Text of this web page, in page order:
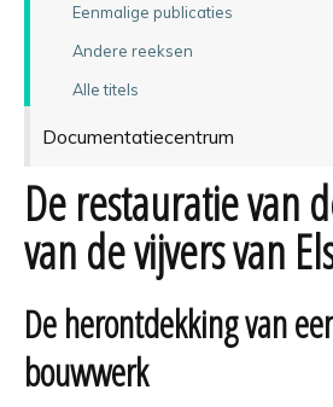
Eenmalige publicaties
Andere reeksen
Alle titels
Documentatiecentrum
De restauratie van
van de vijvers van
De herontdekking van
bouwwerk